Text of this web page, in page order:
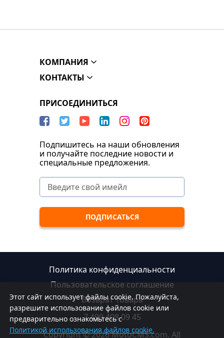
Этот сайт использует файлы cookie. Пожалуйста,
разрешите использование файлов cookie или
предварительно ознакомьтесь с
Политикой использования файлов cookie.
КОМПАНИЯ
КОНТАКТЫ
ПРИСОЕДИНИТЬСЯ
Подпишитесь на наши обновления
и получайте последние новости и
специальные предложения.
Политика конфиденциальности
Пользовательское соглашение
Возврат товара
7 499 408 09 45
Copyright © 2026 MotoCMS.com. All